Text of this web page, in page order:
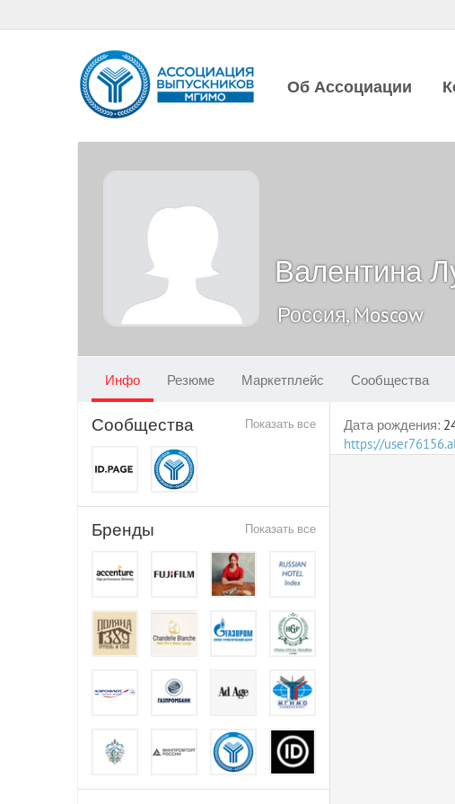
Об Ассоциации
Валентина
Россия, Moscow
Инфо Резюме Маркетплейс Сообщества
Показать все
Сообщества
Показать все
Бренды
Дата рождения:
https://